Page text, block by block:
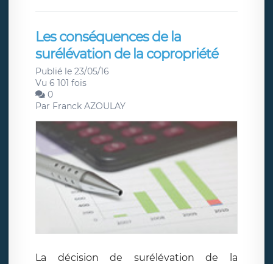
Les conséquences de la
surélévation de la copropriété
Publié le 23/05/16
Vu 6 101 fois
0
Par Franck AZOULAY
La décision de surélévation de la